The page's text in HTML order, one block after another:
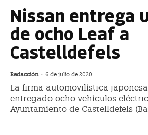
Nissan entrega
de ocho Leaf a
Castelldefels
Redacción - 6 de julio de 2020
La firma automovilística
entregado ocho vehículos
Ayuntamiento de Castelldefels